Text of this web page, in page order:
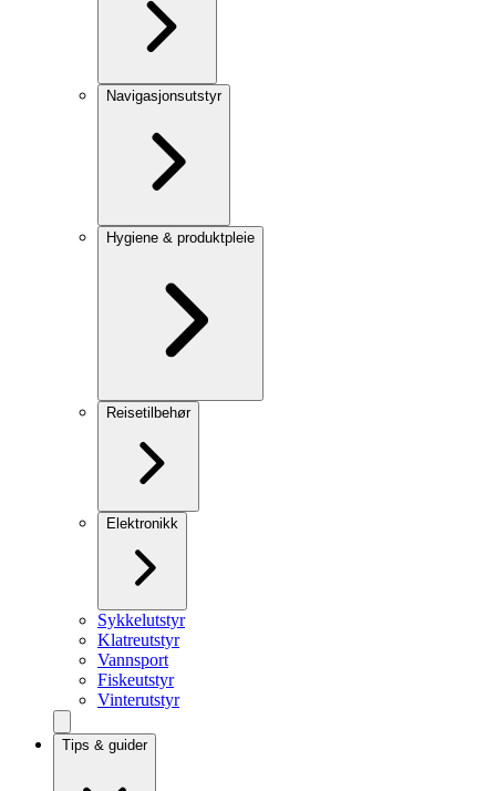
Navigasjonsutstyr
Hygiene & produktpleie
Reisetilbehør
Elektronikk
Sykkelutstyr
Klatreutstyr
Vannsport
Fiskeutstyr
Vinterutstyr
Tips & guider